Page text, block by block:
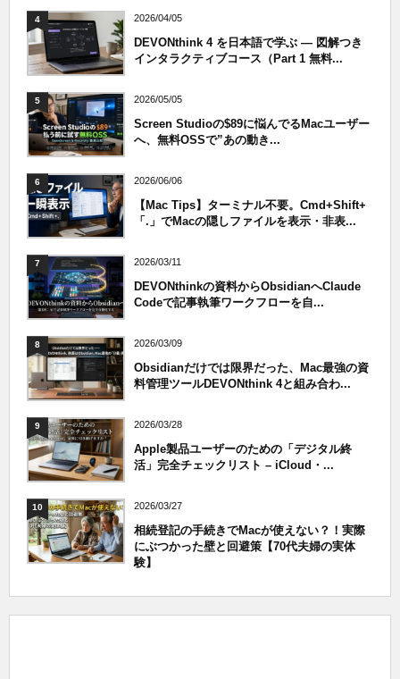
4 2026/04/05
DEVONthink 4 を日本語で学ぶ — 図解つき
インタラクティブコース（Part 1 無料...
5 2026/05/05
Screen Studioの$89に悩んでるMacユーザー
へ、無料OSSで”あの動き...
6 2026/06/06
【Mac Tips】ターミナル不要。Cmd+Shift+
「.」でMacの隠しファイルを表示・非表...
7 2026/03/11
DEVONthinkの資料からObsidianへClaude
Codeで記事執筆ワークフローを自...
8 2026/03/09
Obsidianだけでは限界だった、Mac最強の資
料管理ツールDEVONthink 4と組み合わ...
9 2026/03/28
Apple製品ユーザーのための「デジタル終
活」完全チェックリスト – iCloud・...
10 2026/03/27
相続登記の手続きでMacが使えない？！実際
にぶつかった壁と回避策【70代夫婦の実体
験】